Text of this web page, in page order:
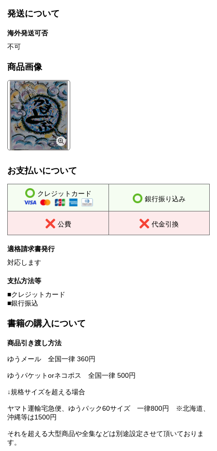
発送について
海外発送可否
不可
商品画像
お支払いについて
クレジットカード
銀行振り込み
公費 代金引換
適格請求書発行
対応します
支払方法等
■クレジットカード
■銀行振込
書籍の購入について
商品引き渡し方法
ゆうメール 全国一律 360円
ゆうパケットorネコポス 全国一律 500円
↓規格サイズを超える場合
ヤマト運輸宅急便、ゆうパック60サイズ 一律800円 ※北海道、
沖縄等は1500円
それを超える大型商品や全集などは別途設定させて頂いておりま
す。